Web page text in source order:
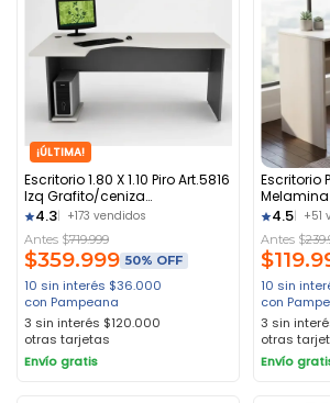
¡ÚLTIMA!
Escritorio 1.80 X 1.10 Piro Art.5816
Izq Grafito/ceniza
Negro/cenizaz
4.3 +173 vendidos
Antes $719.999
$359.999 50% OFF
10 sin interés $36.000
con Pampeana
3 sin interés $120.000
otras tarjetas
Envío gratis
Escritorio
Estante
4.5 +51
Antes $
$
10 sin
con
3 sin
otras
Envío